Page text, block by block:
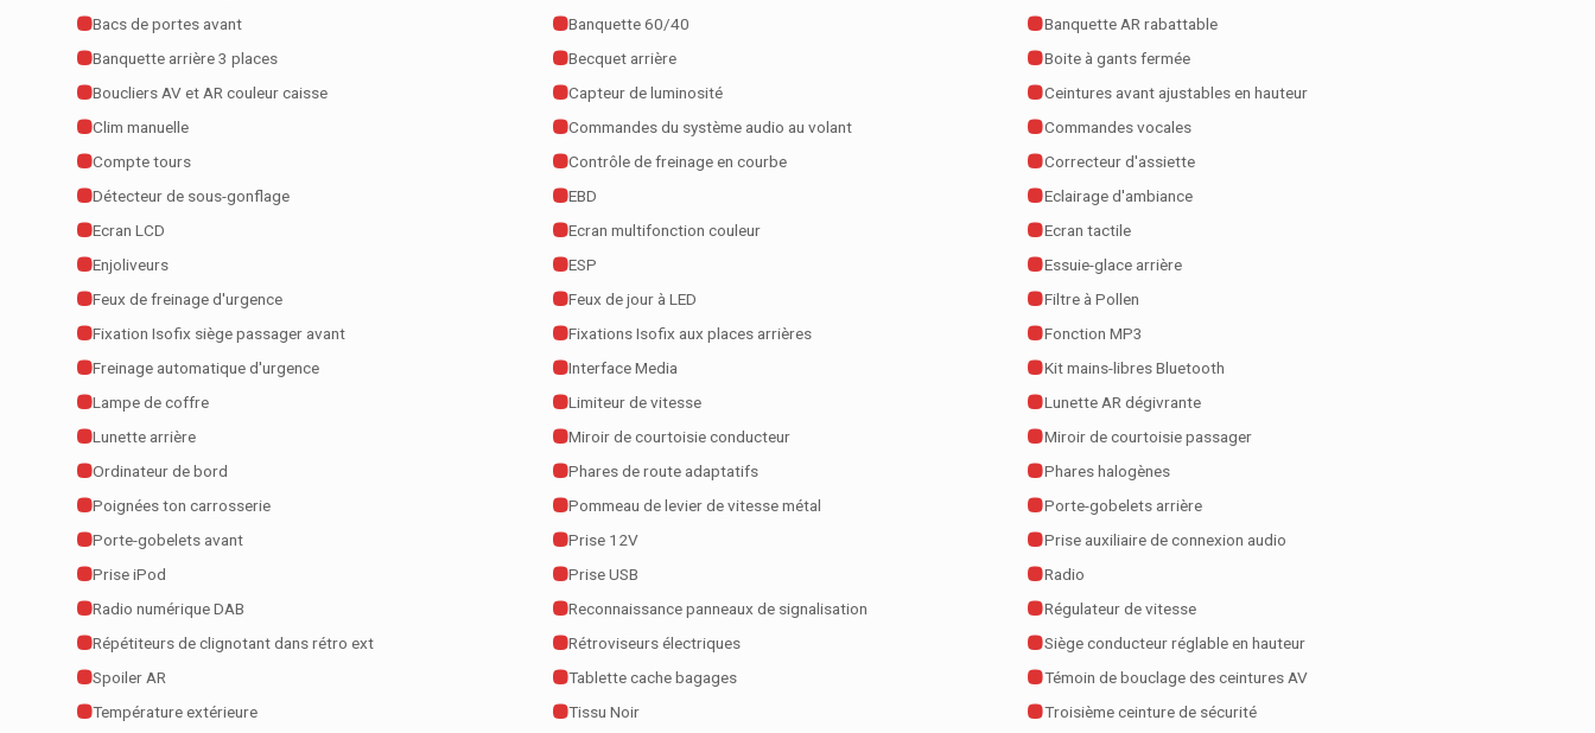
Bacs de portes avant
Banquette 60/40
Banquette AR rabattable
Banquette arrière 3 places
Becquet arrière
Boite à gants fermée
Boucliers AV et AR couleur caisse
Capteur de luminosité
Ceintures avant ajustables en hauteur
Clim manuelle
Commandes du système audio au volant
Commandes vocales
Compte tours
Contrôle de freinage en courbe
Correcteur d'assiette
Détecteur de sous-gonflage
EBD
Eclairage d'ambiance
Ecran LCD
Ecran multifonction couleur
Ecran tactile
Enjoliveurs
ESP
Essuie-glace arrière
Feux de freinage d'urgence
Feux de jour à LED
Filtre à Pollen
Fixation Isofix siège passager avant
Fixations Isofix aux places arrières
Fonction MP3
Freinage automatique d'urgence
Interface Media
Kit mains-libres Bluetooth
Lampe de coffre
Limiteur de vitesse
Lunette AR dégivrante
Lunette arrière
Miroir de courtoisie conducteur
Miroir de courtoisie passager
Ordinateur de bord
Phares de route adaptatifs
Phares halogènes
Poignées ton carrosserie
Pommeau de levier de vitesse métal
Porte-gobelets arrière
Porte-gobelets avant
Prise 12V
Prise auxiliaire de connexion audio
Prise iPod
Prise USB
Radio
Radio numérique DAB
Reconnaissance panneaux de signalisation
Régulateur de vitesse
Répétiteurs de clignotant dans rétro ext
Rétroviseurs électriques
Siège conducteur réglable en hauteur
Spoiler AR
Tablette cache bagages
Témoin de bouclage des ceintures AV
Température extérieure
Tissu Noir
Troisième ceinture de sécurité